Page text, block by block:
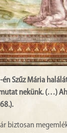
Szűz Mária
nekünk. (…)
biztosan